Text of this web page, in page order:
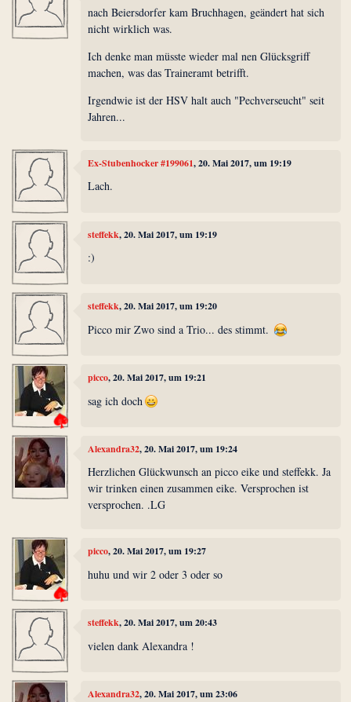
nach Beiersdorfer kam Bruchhagen, geändert hat sich
nicht wirklich was.
Ich denke man müsste wieder mal nen Glücksgriff
machen, was das Traineramt betrifft.
Irgendwie ist der HSV halt auch "Pechverseucht" seit
Jahren...
Ex-Stubenhocker #199061, 20. Mai 2017, um 19:19
Lach.
steffekk, 20. Mai 2017, um 19:19
:)
steffekk, 20. Mai 2017, um 19:20
Picco mir Zwo sind a Trio... des stimmt.
picco, 20. Mai 2017, um 19:21
sag ich doch
Alexandra32, 20. Mai 2017, um 19:24
Herzlichen Glückwunsch an picco eike und steffekk. Ja
wir trinken einen zusammen eike. Versprochen ist
versprochen. .LG
picco, 20. Mai 2017, um 19:27
huhu und wir 2 oder 3 oder so
steffekk, 20. Mai 2017, um 20:43
vielen dank Alexandra !
Alexandra32, 20. Mai 2017, um 23:06